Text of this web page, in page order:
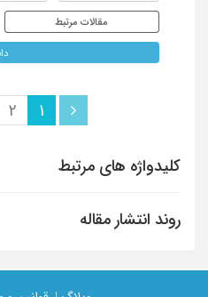
مقالات مرتبط
1
2
کلیدواژه های مرتبط
روند انتشار مقاله